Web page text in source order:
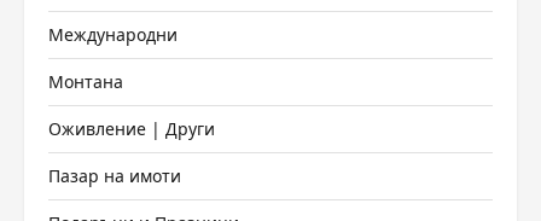
Международни
Монтана
Оживление | Други
Пазар на имоти